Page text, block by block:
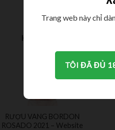
HẾT HÀNG
RƯỢU VANG BORDON
ROSADO 2021 – Website
Trang web này chỉ
TÔI ĐÃ ĐỦ